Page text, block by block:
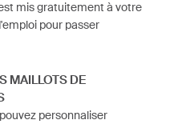
mis gratuitement à votre
pour passer
MAILLOTS DE
personnaliser